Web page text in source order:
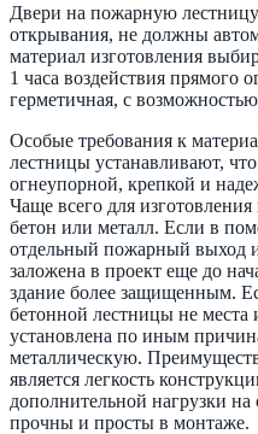
Двери на пожарную
открывания, не должны
материал изготовления
1 часа воздействия прямого
герметичная, с
Особые требования к
лестницы устанавливают,
огнеупорной, крепкой и
Чаще всего для
бетон или металл. Если в
отдельный пожарный выход
заложена в проект еще до
здание более защищенным.
бетонной лестницы не
установлена по иным
металлическую.
является легкость
дополнительной нагрузки
прочны и просты в монтаже.